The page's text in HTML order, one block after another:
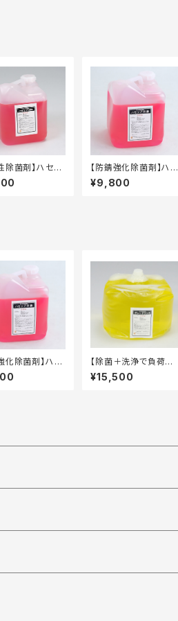
除菌剤】ハセッ
10kg タフ
器
【防錆強化除菌剤】ハセ
ップ55鉄 10kg タフ
テナー容器
¥9,800
化除菌剤】ハセ
鉄 10kg タフ
器
【除菌＋洗浄で負荷軽
減】グレードワンS 20k
g キュービテナー
¥15,500